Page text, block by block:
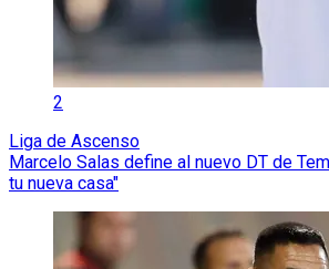
2
Liga de Ascenso
Marcelo Salas define al nuevo DT de
tu nueva casa"